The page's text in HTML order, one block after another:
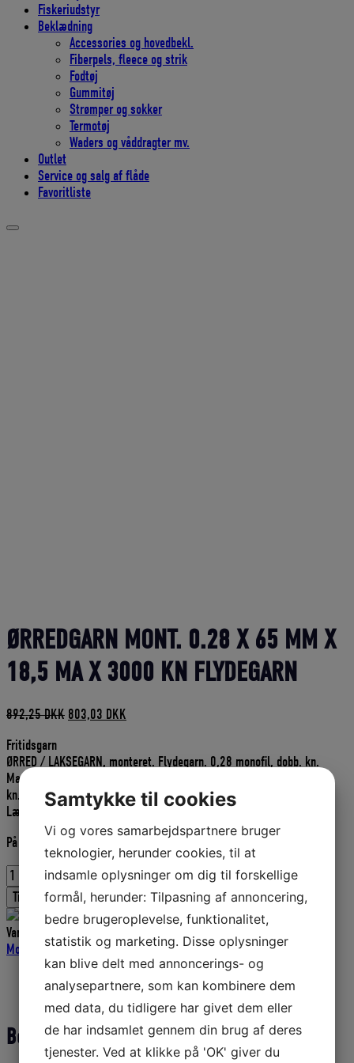
Fiskeriudstyr
Beklædning
Accessories og hovedbekl.
Fiberpels, fleece og strik
Fodtøj
Gummitøj
Strømper og sokker
Termotøj
Waders og våddragter mv.
Outlet
Service og salg af flåde
Favoritliste
ØRREDGARN MONT. 0.28 X 65 MM X
18,5 MA X 3000 KN FLYDEGARN
892,25DKK Den
var:
803,03 DKK
er:
Fritidsgarn
ØRRED / LAKSEGARN, monteret. Flydegarn. 0,28 monofil, dobb. kn.
Maskestørrelse: 65 mm. Maskedybde: 18,5 ma. Knudelængde: 3000
kn. Farve: Grønne. Flydeline nr.: 5 Synkeline nr.: 1,5 Højde: 2,4 m.
Længde: 45 m.
På lager
ØRREDGARN
MONT.
0.28
X
65
MM
3000
Tilføj til kurv
Varenummer (SKU): D11476518FL Kategorier:
Garn - Fritidsfiskere -
Mont.
Garn,Fiskeriudstyr,Ørredgarn
Beskrivelse
Yderligere information
Beskrivelse
Samtykke til cookies
Vi og vores samarbejdspartnere bruger
teknologier, herunder cookies, til at
indsamle oplysninger om dig til forskellige
formål, herunder: Tilpasning af annoncering,
bedre brugeroplevelse, funktionalitet,
statistik og marketing. Disse oplysninger
kan blive delt med annoncerings- og
analysepartnere, som kan kombinere dem
med data, du tidligere har givet dem eller
de har indsamlet gennem din brug af deres
tjenester. Ved at klikke på 'OK' giver du